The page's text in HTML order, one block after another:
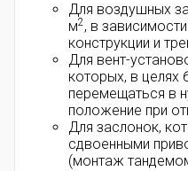
Для воздушных
м2, в
конструкции и
Для вент-
которых, в целях
перемещаться в
положение при
Для заслонок,
сдвоенными
(монтаж